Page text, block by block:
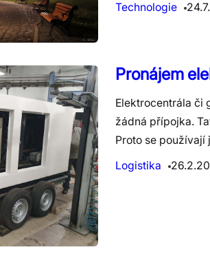
Technologie
Pronájem
Elektrocentrála či
žádná přípojka.
Proto se používají
Logistika